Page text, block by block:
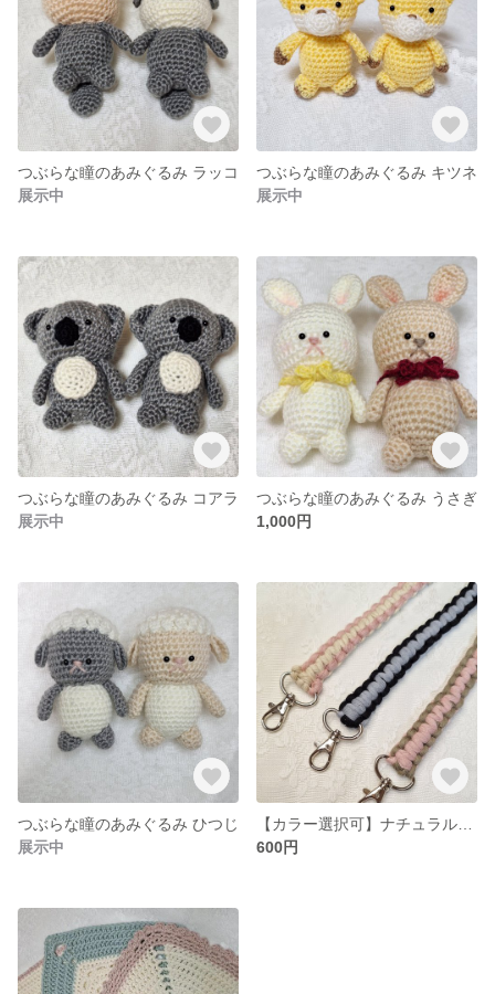
つぶらな瞳のあみぐるみ ラッコ
展示中
つぶらな瞳のあみぐるみ キツネ
展示中
つぶらな瞳のあみぐるみ コアラ
展示中
つぶらな瞳のあみぐるみ うさぎ
1,000円
つぶらな瞳のあみぐるみ ひつじ
展示中
600円